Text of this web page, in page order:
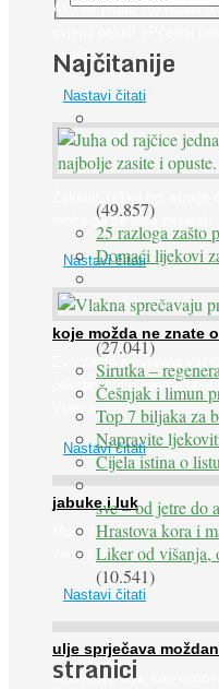
Ako se pitate što nabaviti
prirodne ...
Nastavi čitati
Želudac teško trpi stroge
može ga se lako
Nastavi čitati
koje možda ne znate
Evo zašto su vlakna
pakiranjima u kojima
Vlakna ...
Nastavi čitati
jabuke i luk
Muče li vas tegobe
većina dijabetičara u
Nastavi čitati
ulje sprječava
Maslinovo ulje, kao
Najčitanije
(49.857)
25 razloga zašto
Domaći lijekovi
(27.041)
Sirutka –
Češnjak i limun
Top 7 biljaka za
Napravite
Cijela istina o
sve – od jetre do
Hrastova kora i
Liker od
(10.541)
stranici